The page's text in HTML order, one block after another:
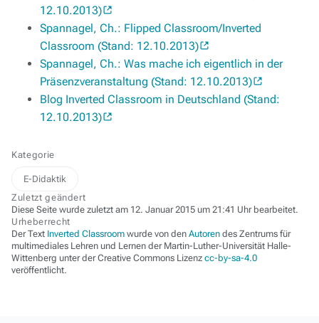
12.10.2013)
Spannagel, Ch.: Flipped Classroom/Inverted
Classroom (Stand: 12.10.2013)
Spannagel, Ch.: Was mache ich eigentlich in der
Präsenzveranstaltung (Stand: 12.10.2013)
Blog Inverted Classroom in Deutschland (Stand:
12.10.2013)
Kategorie
E-Didaktik
Zuletzt geändert
Diese Seite wurde zuletzt am 12. Januar 2015 um 21:41 Uhr bearbeitet.
Urheberrecht
Der Text Inverted Classroom wurde von den Autoren des Zentrums für
multimediales Lehren und Lernen der Martin-Luther-Universität Halle-
Wittenberg unter der Creative Commons Lizenz cc-by-sa-4.0
veröffentlicht.